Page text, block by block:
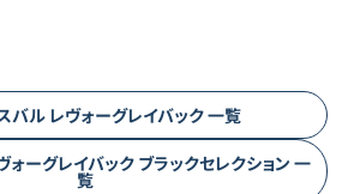
バル レヴォーグレイバック一覧
ォーグレイバック ブラックセレクション 一
覧